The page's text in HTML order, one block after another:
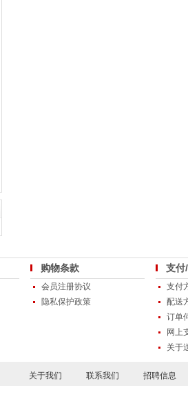
购物条款
会员注册协议
隐私保护政策
支付
支付
配送
订单
网上
关于
关于我们 联系我们 招聘信息